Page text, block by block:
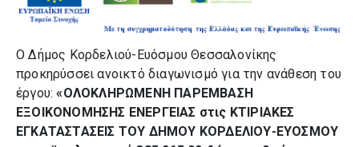
O Δήμος Κορδελιού-Ευόσμου Θεσσαλονίκης
προκηρύσσει ανοικτό διαγωνισμό για την ανάθεση του
έργου:«ΟΛΟΚΛΗΡΩΜΕΝΗ ΠΑΡΕΜΒΑΣΗ
ΕΞΟΙΚΟΝΟΜΗΣΗΣ ΕΝΕΡΓΕΙΑΣ στις ΚΤΙΡΙΑΚΕΣ
ΕΓΚΑΤΑΣΤΑΣΕΙΣ ΤΟΥ ΔΗΜΟΥ ΚΟΡΔΕΛΙΟΥ-ΕΥΟΣΜΟΥ